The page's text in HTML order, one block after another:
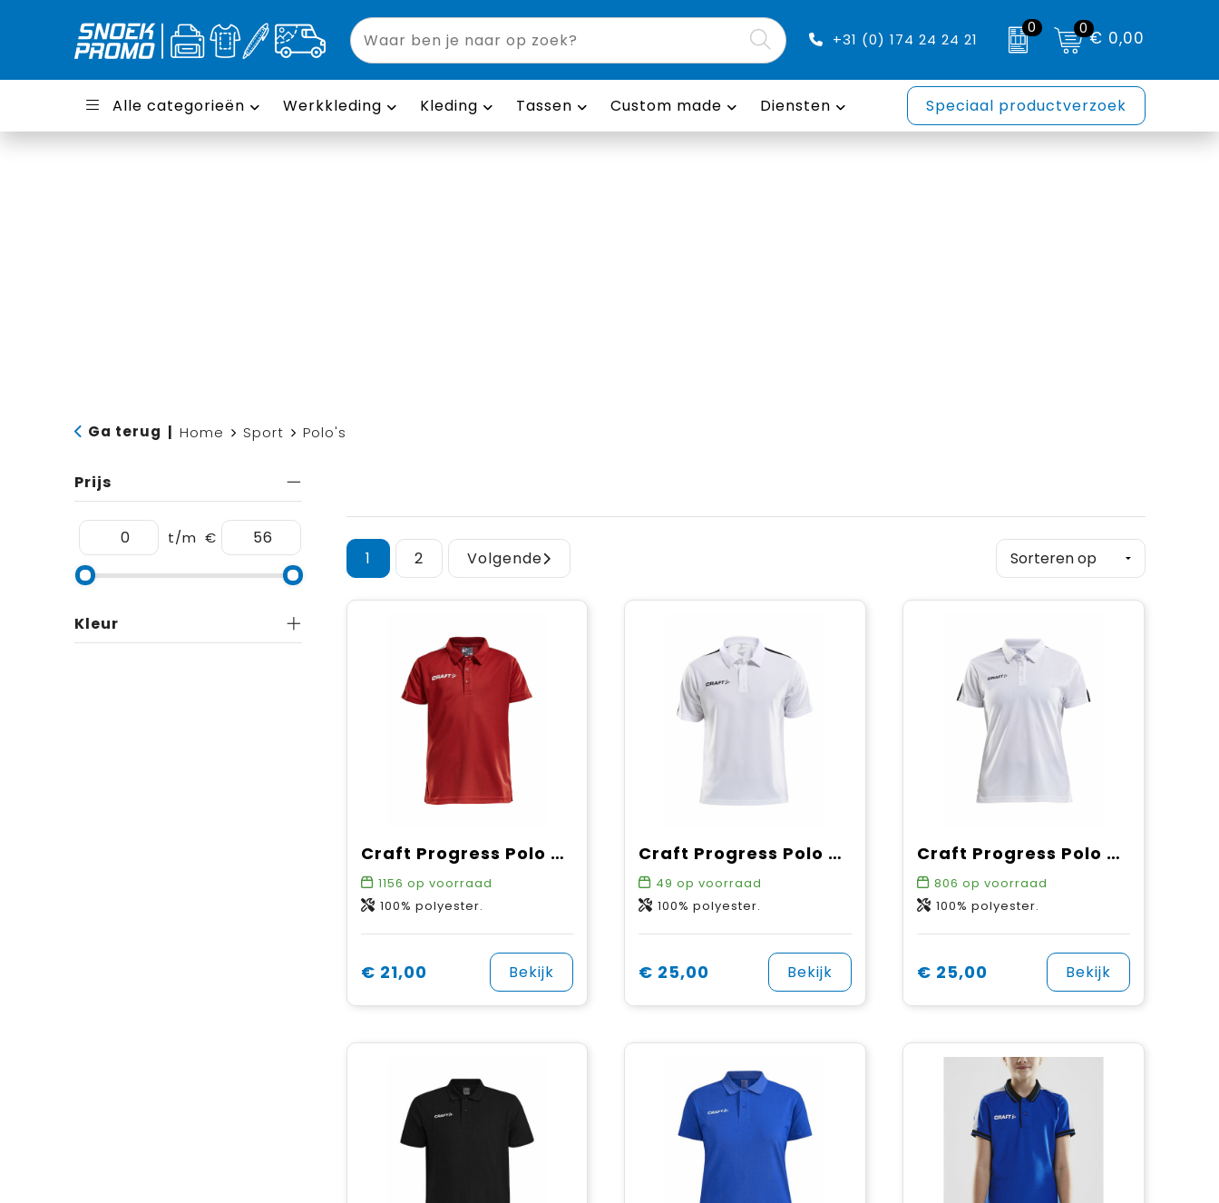
+31 (0) 174 24 24 21
0 0€ 0,00
Alle categorieën Werkkleding Kleding Tassen Custom made Diensten Speciaal productverzoek
Ga terug Home Sport Polo's
Prijs
t/m €
Kleur
1 2 Volgende
Craft Progress Polo Pique JR
1156 op voorraad
100% polyester.
€ 21,00 Bekijk
Craft Progress Polo Pique M
49 op voorraad
100% polyester.
€ 25,00 Bekijk
Craft Progress Polo Pique W
806 op voorraad
100% polyester.
€ 25,00 Bekijk